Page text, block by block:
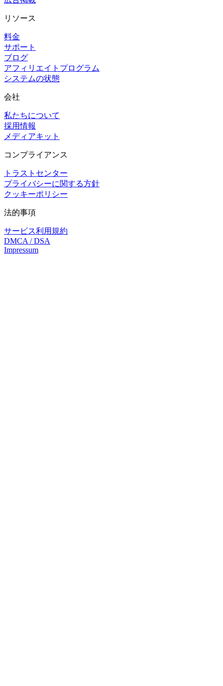
リソース
料金
サポート
ブログ
アフィリエイトプログラム
システムの状態
会社
私たちについて
採用情報
メディアキット
コンプライアンス
トラストセンター
プライバシーに関する方針
クッキーポリシー
法的事項
サービス利用規約
DMCA / DSA
Impressum